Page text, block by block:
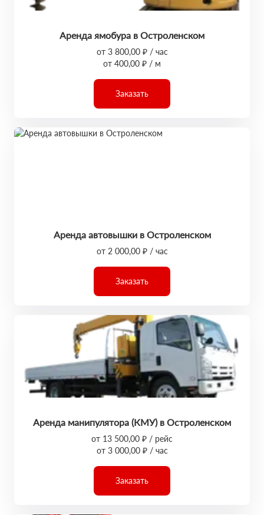
Аренда ямобура в Остроленском
от 3 800,00 ₽ / час
от 400,00 ₽ / м
Заказать
Аренда автовышки в Остроленском
от 2 000,00 ₽ / час
Заказать
Аренда манипулятора (КМУ) в Остроленском
от 13 500,00 ₽ / рейс
от 3 000,00 ₽ / час
Заказать